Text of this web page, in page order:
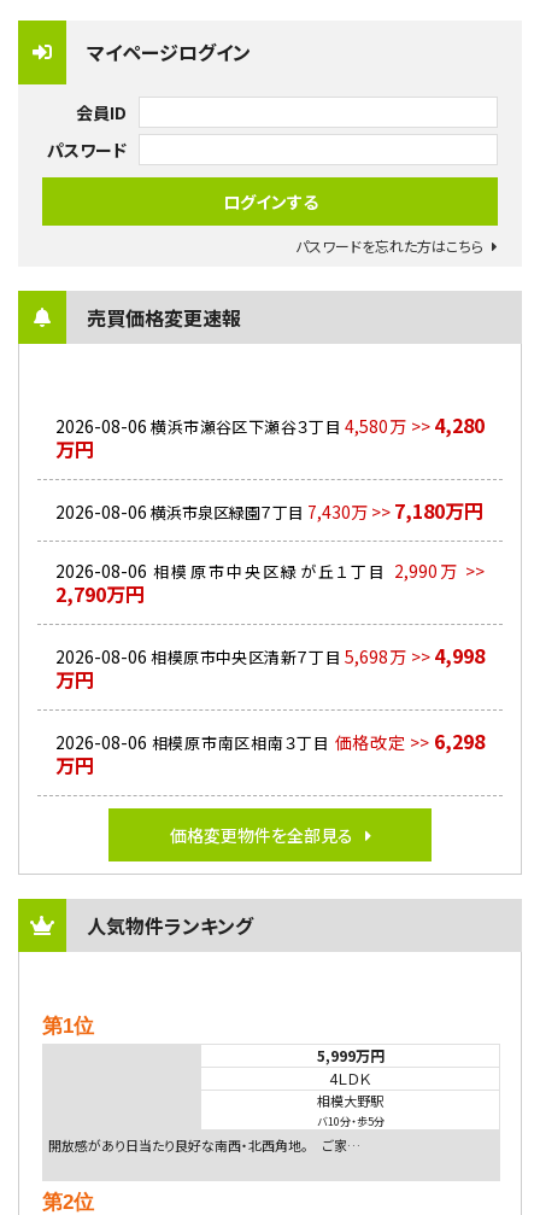
マイページログイン
会員ID
パスワード
パスワードを忘れた方はこちら
売買価格変更速報
2026-08-06 横浜市瀬谷区下瀬谷３丁目 4,580万 >> 4,280
万円
2026-08-06 横浜市泉区緑園７丁目 7,430万 >> 7,180万円
2026-08-06 相模原市中央区緑が丘１丁目 2,990万 >>
2,790万円
2026-08-06 相模原市中央区清新７丁目 5,698万 >> 4,998
万円
2026-08-06 相模原市南区相南３丁目 価格改定 >> 6,298
万円
価格変更物件を全部見る
人気物件ランキング
第1位
5,999万円
4ＬＤＫ
相模大野駅
バ10分・歩5分
開放感があり日当たり良好な南西・北西角地。 ご家…
第2位